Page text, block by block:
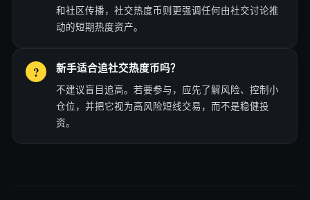
和社区传播，社交热度币则更强调任何由社交讨论推
动的短期热度资产。
新手适合追社交热度币吗？
不建议盲目追高。若要参与，应先了解风险、控制小
仓位，并把它视为高风险短线交易，而不是稳健投
资。